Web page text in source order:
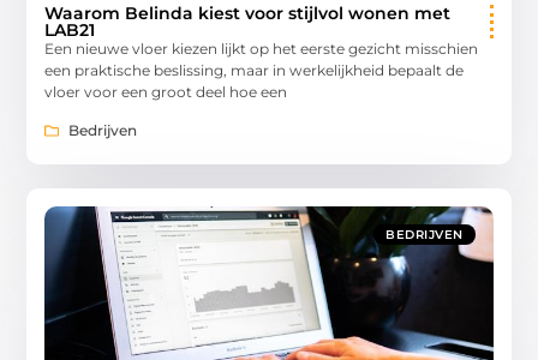
Waarom Belinda kiest voor stijlvol wonen met
LAB21
Een nieuwe vloer kiezen lijkt op het eerste gezicht misschien
een praktische beslissing, maar in werkelijkheid bepaalt de
vloer voor een groot deel hoe een
Bedrijven
BEDRIJVEN